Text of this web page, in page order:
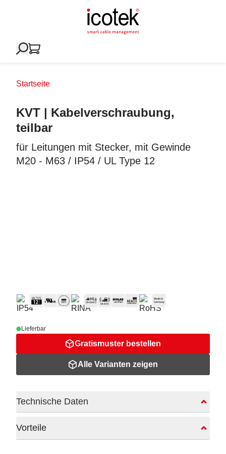
Startseite
KVT | Kabelverschraubung,
teilbar
für Leitungen mit Stecker, mit Gewinde
M20 - M63 / IP54 / UL Type 12
Lieferbar
Gratismuster bestellen
Alle Varianten zeigen
Technische Daten
Vorteile